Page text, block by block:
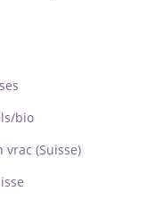
bio
vrac (Suisse)